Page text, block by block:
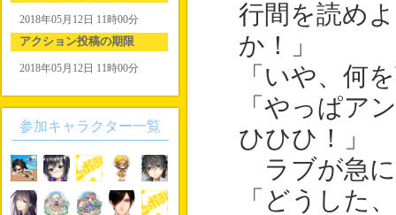
行間を読め
か！」
「いや、何
「やっぱ
ひひひ！」
ラブが急に
「どうした
2018年05月12日 11時00分
アクション投稿の期限
2018年05月12日 11時00分
参加キャラクター一覧